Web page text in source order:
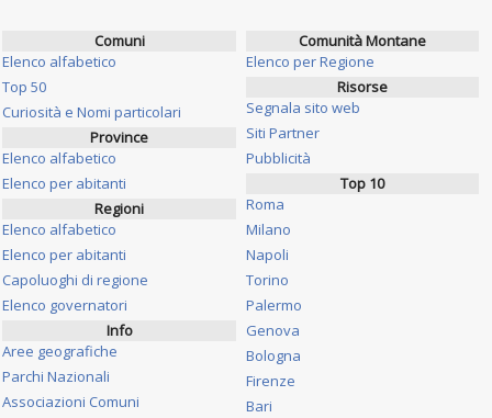
Comuni
Elenco alfabetico
Top 50
Curiosità e Nomi particolari
Province
Elenco alfabetico
Elenco per abitanti
Regioni
Elenco alfabetico
Elenco per abitanti
Capoluoghi di regione
Elenco governatori
Info
Aree geografiche
Parchi Nazionali
Associazioni Comuni
Comunità Montane
Elenco per Regione
Risorse
Segnala sito web
Siti Partner
Pubblicità
Top 10
Roma
Milano
Napoli
Torino
Palermo
Genova
Bologna
Firenze
Bari